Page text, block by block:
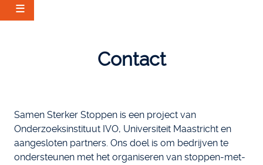
Contact
Samen Sterker Stoppen is een project van
Onderzoeksinstituut IVO, Universiteit Maastricht en
aangesloten partners. Ons doel is om bedrijven te
ondersteunen met het organiseren van stoppen-met-